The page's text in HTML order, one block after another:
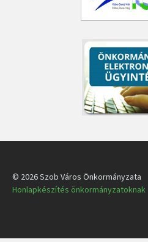
© 2026 Szob Város Önkormányzata
Honlapkészítés önkormányzatoknak